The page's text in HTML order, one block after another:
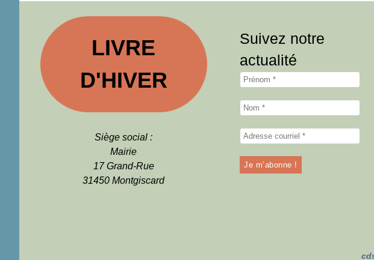
LIVRE
D'HIVER
Siège social :
Mairie
17 Grand-Rue
31450 Montgiscard
Suivez notre
actualité